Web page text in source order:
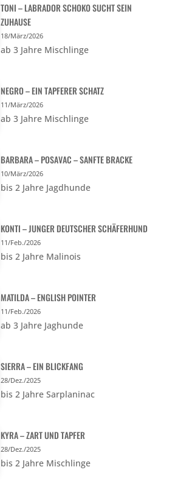
TONI – LABRADOR SCHOKO SUCHT SEIN
ZUHAUSE
18/März/2026
ab 3 Jahre Mischlinge
NEGRO – EIN TAPFERER SCHATZ
11/März/2026
ab 3 Jahre Mischlinge
BARBARA – POSAVAC – SANFTE BRACKE
10/März/2026
bis 2 Jahre Jagdhunde
KONTI – JUNGER DEUTSCHER SCHÄFERHUND
11/Feb./2026
bis 2 Jahre Malinois
MATILDA – ENGLISH POINTER
11/Feb./2026
ab 3 Jahre Jaghunde
SIERRA – EIN BLICKFANG
28/Dez./2025
bis 2 Jahre Sarplaninac
KYRA – ZART UND TAPFER
28/Dez./2025
bis 2 Jahre Mischlinge